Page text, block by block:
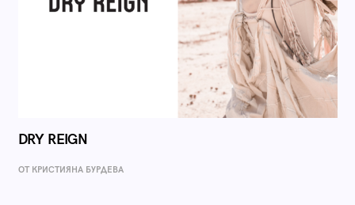
DRY REIGN
ОТ КРИСТИЯНА БУРДЕВА